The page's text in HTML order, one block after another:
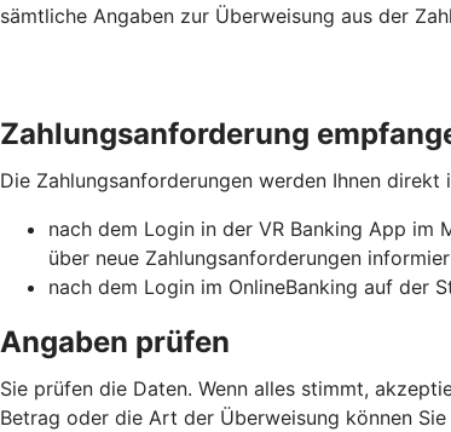
sämtliche Angaben zur Überweisung aus der
Zahlungsanforderung
Die Zahlungsanforderungen werden Ihnen
nach dem Login in der VR Banking App im
über neue Zahlungsanforderungen
nach dem Login im OnlineBanking auf der
Angaben prüfen
Sie prüfen die Daten. Wenn alles stimmt,
Betrag oder die Art der Überweisung können